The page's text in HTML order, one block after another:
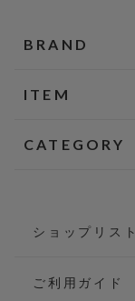
BRAND
ITEM
CATEGORY
ショップリスト
ご利用ガイド